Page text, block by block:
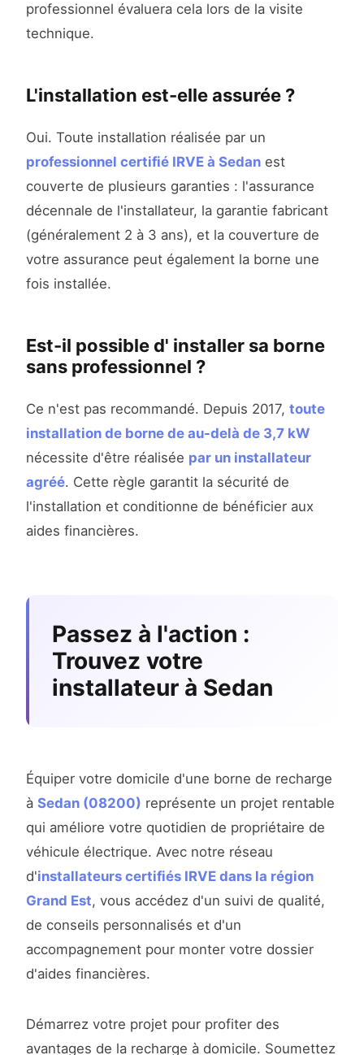
professionnel évaluera cela lors de la visite
technique.
L'installation est-elle assurée ?
Oui. Toute installation réalisée par un
professionnel certifié IRVE à Sedan est
couverte de plusieurs garanties : l'assurance
décennale de l'installateur, la garantie fabricant
(généralement 2 à 3 ans), et la couverture de
votre assurance peut également la borne une
fois installée.
Est-il possible d' installer sa borne
sans professionnel ?
Ce n'est pas recommandé. Depuis 2017, toute
installation de borne de au-delà de 3,7 kW
nécessite d'être réalisée par un installateur
agréé. Cette règle garantit la sécurité de
l'installation et conditionne de bénéficier aux
aides financières.
Passez à l'action :
Trouvez votre
installateur à Sedan
Équiper votre domicile d'une borne de recharge
à Sedan (08200) représente un projet rentable
qui améliore votre quotidien de propriétaire de
véhicule électrique. Avec notre réseau
d'installateurs certifiés IRVE dans la région
Grand Est, vous accédez d'un suivi de qualité,
de conseils personnalisés et d'un
accompagnement pour monter votre dossier
d'aides financières.
Démarrez votre projet pour profiter des
avantages de la recharge à domicile. Soumettez